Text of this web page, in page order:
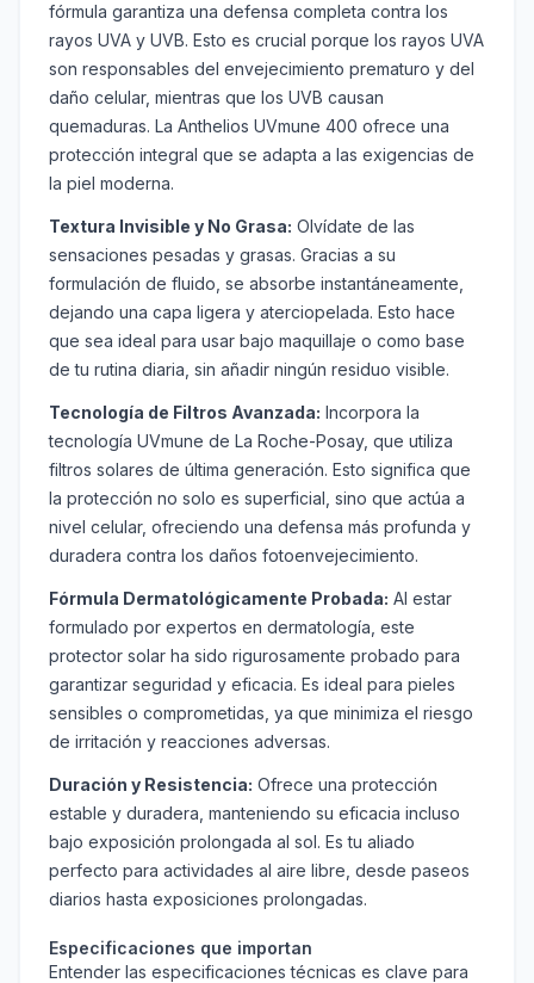
fórmula garantiza una defensa completa contra los
rayos UVA y UVB. Esto es crucial porque los rayos UVA
son responsables del envejecimiento prematuro y del
daño celular, mientras que los UVB causan
quemaduras. La Anthelios UVmune 400 ofrece una
protección integral que se adapta a las exigencias de
la piel moderna.
Textura Invisible y No Grasa: Olvídate de las
sensaciones pesadas y grasas. Gracias a su
formulación de fluido, se absorbe instantáneamente,
dejando una capa ligera y aterciopelada. Esto hace
que sea ideal para usar bajo maquillaje o como base
de tu rutina diaria, sin añadir ningún residuo visible.
Tecnología de Filtros Avanzada: Incorpora la
tecnología UVmune de La Roche-Posay, que utiliza
filtros solares de última generación. Esto significa que
la protección no solo es superficial, sino que actúa a
nivel celular, ofreciendo una defensa más profunda y
duradera contra los daños fotoenvejecimiento.
Fórmula Dermatológicamente Probada: Al estar
formulado por expertos en dermatología, este
protector solar ha sido rigurosamente probado para
garantizar seguridad y eficacia. Es ideal para pieles
sensibles o comprometidas, ya que minimiza el riesgo
de irritación y reacciones adversas.
Duración y Resistencia: Ofrece una protección
estable y duradera, manteniendo su eficacia incluso
bajo exposición prolongada al sol. Es tu aliado
perfecto para actividades al aire libre, desde paseos
diarios hasta exposiciones prolongadas.
Especificaciones que importan
Entender las especificaciones técnicas es clave para